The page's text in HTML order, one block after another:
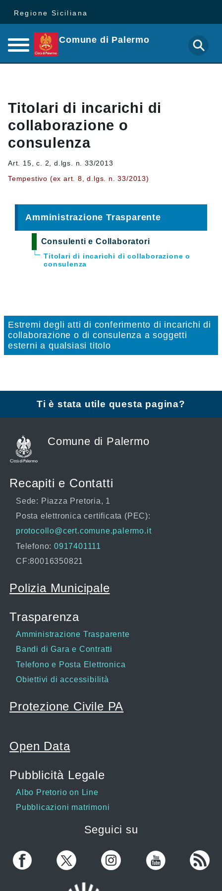
Regione Siciliana
Comune di Palermo
Titolari di incarichi di
collaborazione o
consulenza
Art. 15, c. 2, d.lgs. n. 33/2013
Tempestivo (ex art. 8, d.lgs. n. 33/2013)
Amministrazione Trasparente
Consulenti e Collaboratori
Titolari di incarichi di collaborazione o
consulenza
Estremi degli atti di conferimento di incarichi di
collaborazione o di consulenza a soggetti
esterni a qualsiasi titolo
Ti è stata utile questa pagina?
Comune di Palermo
Recapiti e Contatti
Sede: Piazza Pretoria, 1
Posta elettronica certificata (PEC):
protocollo@cert.comune.palermo.it
Telefono: 0917401111
CF:80016350821
Polizia Municipale
Trasparenza
Amministrazione Trasparente
Bandi di Gara e Contratti
Telefono e Posta Elettronica
Obiettivi di accessibilità
Protezione Civile PA
Open Data
Pubblicità Legale
Albo Pretorio on Line
Pubblicazioni matrimoni
Seguici su